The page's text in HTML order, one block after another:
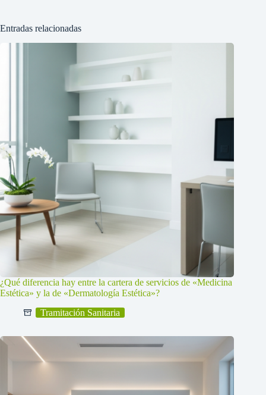
Entradas relacionadas
¿Qué diferencia hay entre la cartera de servicios de «Medicina
Estética» y la de «Dermatología Estética»?
Tramitación Sanitaria